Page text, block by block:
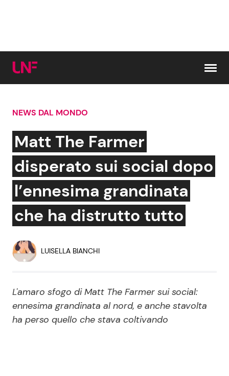
Cerca:
News e Cronaca
Attualità Italiana
Dal Mondo
Economia
Politica
Gossip e TV
Bellezze VIP
Coppie VIP
Reality e Talent
Soap Opera
NEWS DAL MONDO
Matt The Farmer
disperato sui social dopo
l’ennesima grandinata
che ha distrutto tutto
LUISELLA BIANCHI
L'amaro sfogo di Matt The Farmer sui social:
ennesima grandinata al nord, e anche stavolta
ha perso quello che stava coltivando